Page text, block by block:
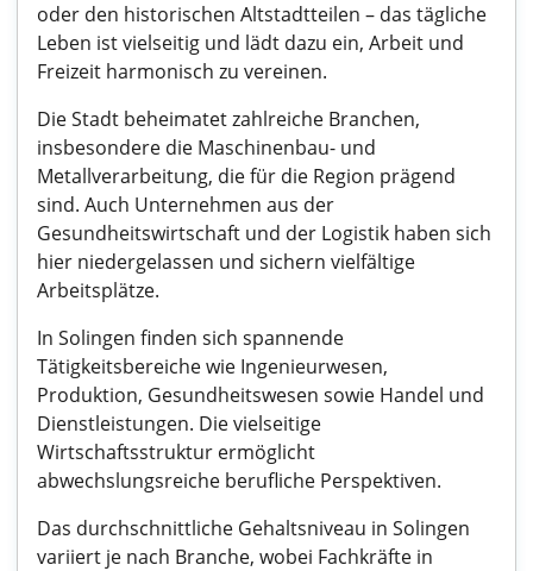
oder den historischen Altstadtteilen – das tägliche
Leben ist vielseitig und lädt dazu ein, Arbeit und
Freizeit harmonisch zu vereinen.
Die Stadt beheimatet zahlreiche Branchen,
insbesondere die Maschinenbau- und
Metallverarbeitung, die für die Region prägend
sind. Auch Unternehmen aus der
Gesundheitswirtschaft und der Logistik haben sich
hier niedergelassen und sichern vielfältige
Arbeitsplätze.
In Solingen finden sich spannende
Tätigkeitsbereiche wie Ingenieurwesen,
Produktion, Gesundheitswesen sowie Handel und
Dienstleistungen. Die vielseitige
Wirtschaftsstruktur ermöglicht
abwechslungsreiche berufliche Perspektiven.
Das durchschnittliche Gehaltsniveau in Solingen
variiert je nach Branche, wobei Fachkräfte in